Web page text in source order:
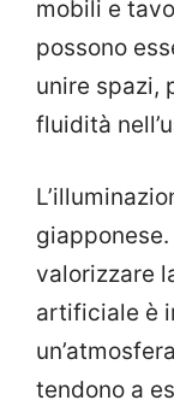
mobili e
possono
unire spazi,
fluidità
valorizzare
artificiale è
tendono a